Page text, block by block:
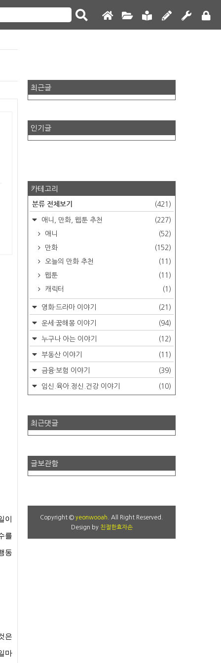
이
를
동
은
마
최근글
인기글
카테고리
분류 전체보기 (421)
애니, 만화, 웹툰 추천
(227)
애니
(52)
만화
(152)
오늘의 만화 추천
(11)
웹툰
(11)
캐릭터
(1)
영화·드라마 이야기 (21)
운세·꿈해몽 이야기 (94)
누구나 아는 이야기 (12)
부동산 이야기 (11)
금융·보험 이야기 (39)
임신.육아.정신.건강 이야기 (10)
최근댓글
글보관함
Copyright ©yeonwooah . All Right Reserved.
Design by 친절한효자손